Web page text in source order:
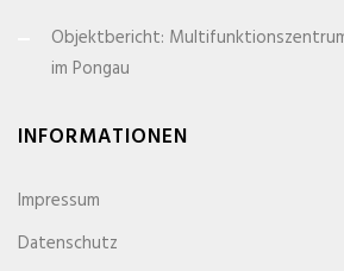
Objektbericht:
im Pongau
INFORMATIONEN
Impressum
Datenschutz